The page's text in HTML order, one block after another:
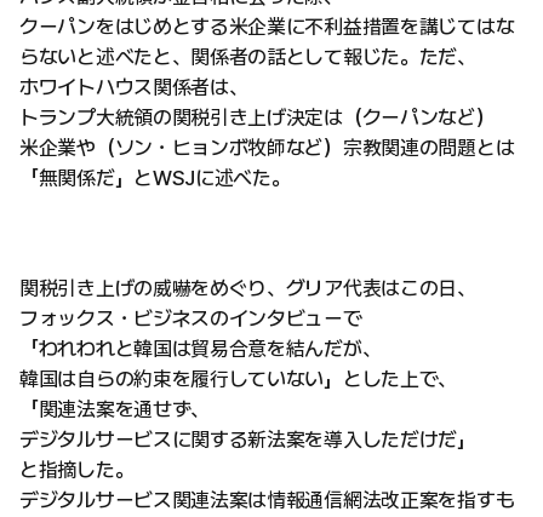
クーパンをはじめとする米企業に不利益措置を講じてはな
らないと述べたと、関係者の話として報じた。ただ、
ホワイトハウス関係者は、
トランプ大統領の関税引き上げ決定は（クーパンなど）
米企業や（ソン・ヒョンボ牧師など）宗教関連の問題とは
「無関係だ」とWSJに述べた。
関税引き上げの威嚇をめぐり、グリア代表はこの日、
フォックス・ビジネスのインタビューで
「われわれと韓国は貿易合意を結んだが、
韓国は自らの約束を履行していない」とした上で、
「関連法案を通せず、
デジタルサービスに関する新法案を導入しただけだ」
と指摘した。
デジタルサービス関連法案は情報通信網法改正案を指すも